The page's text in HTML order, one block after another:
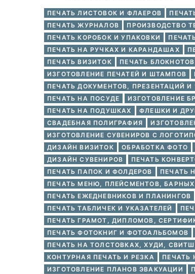
ПЕЧАТЬ ЛИСТОВОК И ФЛАЕРОВ
ПЕЧАТЬ ЖУРНАЛОВ
ПРОИЗВОДСТВО
ПЕЧАТЬ КОРОБОК И УПАКОВКИ
ПЕЧАТЬ НА РУЧКАХ И КАРАНДАШАХ
ПЕЧАТЬ ВИЗИТОК
ПЕЧАТЬ БЛОКНОТОВ
ИЗГОТОВЛЕНИЕ ПЕЧАТЕЙ И ШТАМПОВ
ПЕЧАТЬ ДОКУМЕНТОВ, ПРЕЗЕНТАЦИЙ И
ПЕЧАТЬ НА ПОСУДЕ
ИЗГОТОВЛЕНИЕ
ПЕЧАТЬ НА ПОДУШКАХ
ФЛЕШКИ И
СВАДЕБНАЯ ПОЛИГРАФИЯ
ИЗГОТОВЛЕНИЕ СУВЕНИРОВ С
ДИЗАЙН ВИЗИТОК
ОБРАБОТКА ФОТО
ДИЗАЙН СУВЕНИРОВ
ПЕЧАТЬ
ПЕЧАТЬ ПАПОК И ФОЛДЕРОВ
ПЕЧАТЬ
ПЕЧАТЬ МЕНЮ, ПЛЕЙСМЕНТОВ, БАРНЫХ
ПЕЧАТЬ ЕЖЕДНЕВНИКОВ И ПЛАНИНГОВ
ПЕЧАТЬ ТАБЛИЧЕК И УКАЗАТЕЛЕЙ
ПЕЧАТЬ ГРАМОТ, ДИПЛОМОВ,
ПЕЧАТЬ ФОТОКНИГ И ФОТОАЛЬБОМОВ
ПЕЧАТЬ НА ТОЛСТОВКАХ, ХУДИ,
КОНТУРНАЯ ПЕЧАТЬ И РЕЗКА
ПЕЧАТЬ
ИЗГОТОВЛЕНИЕ ПЛАНОВ ЭВАКУАЦИИ